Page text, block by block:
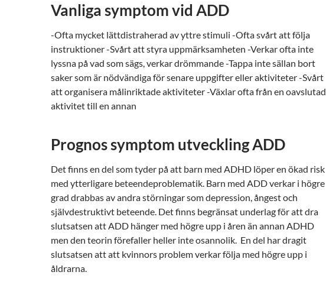
Vanliga symptom vid ADD
-Ofta mycket lättdistraherad av yttre stimuli -Ofta svårt att följa
instruktioner -Svårt att styra uppmärksamheten -Verkar ofta inte
lyssna på vad som sägs, verkar drömmande -Tappa inte sällan bort
saker som är nödvändiga för senare uppgifter eller aktiviteter -Svårt
att organisera målinriktade aktiviteter -Växlar ofta från en oavslutad
aktivitet till en annan
Prognos symptom utvecklingADD
Det finns en del som tyder på att barn med ADHD löper en ökad risk
med ytterligare beteendeproblematik. Barn med ADDverkar i högre
grad drabbas av andra störningar som depression, ångest och
självdestruktivt beteende. Det finns begränsat underlag för att dra
slutsatsen att ADD hänger med högre upp i åren än annan ADHD
men den teorin förefaller heller inte osannolik. En del har dragit
slutsatsen att att kvinnors problem verkar följa med högre upp i
åldrarna.